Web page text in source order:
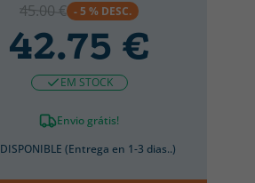
45.00 € - 5 % DESC.
42.75 €
EM STOCK
Envio grátis!
DISPONIBLE (Entrega en 1-3 dias..)